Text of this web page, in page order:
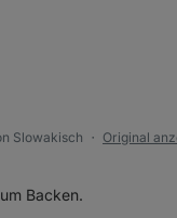
Slowakisch ●
Original
Backen.